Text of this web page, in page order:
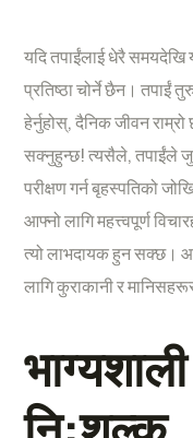
यदि तपाईंलाई धेरै
प्रतिष्ठा चोर्ने छैन। तपाईं
हेर्नुहोस्, दैनिक जीवन
सक्नुहुन्छ! त्यसैले, तपाईंले
परीक्षण गर्न बृहस्पतिको
आफ्नो लागि महत्त्वपूर्ण
त्यो लाभदायक हुन सक्छ।
लागि कुराकानी र